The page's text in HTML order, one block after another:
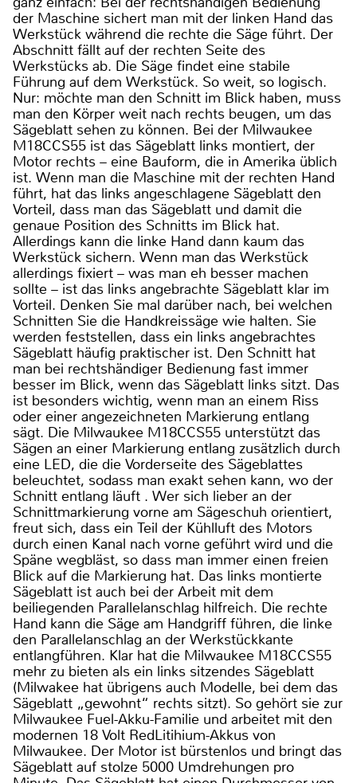
der Maschine sichert man mit der linken Hand das
Werkstück während die rechte die Säge führt. Der
Abschnitt fällt auf der rechten Seite des
Werkstücks ab. Die Säge findet eine stabile
Führung auf dem Werkstück. So weit, so logisch.
Nur: möchte man den Schnitt im Blick haben, muss
man den Körper weit nach rechts beugen, um das
Sägeblatt sehen zu können. Bei der Milwaukee
M18CCS55 ist das Sägeblatt links montiert, der
Motor rechts – eine Bauform, die in Amerika üblich
ist. Wenn man die Maschine mit der rechten Hand
führt, hat das links angeschlagene Sägeblatt den
Vorteil, dass man das Sägeblatt und damit die
genaue Position des Schnitts im Blick hat.
Allerdings kann die linke Hand dann kaum das
Werkstück sichern. Wenn man das Werkstück
allerdings fixiert – was man eh besser machen
sollte – ist das links angebrachte Sägeblatt klar im
Vorteil. Denken Sie mal darüber nach, bei welchen
Schnitten Sie die Handkreissäge wie halten. Sie
werden feststellen, dass ein links angebrachtes
Sägeblatt häufig praktischer ist. Den Schnitt hat
man bei rechtshändiger Bedienung fast immer
besser im Blick, wenn das Sägeblatt links sitzt. Das
ist besonders wichtig, wenn man an einem Riss
oder einer angezeichneten Markierung entlang
sägt. Die Milwaukee M18CCS55 unterstützt das
Sägen an einer Markierung entlang zusätzlich durch
eine LED, die die Vorderseite des Sägeblattes
beleuchtet, sodass man exakt sehen kann, wo der
Schnitt entlang läuft . Wer sich lieber an der
Schnittmarkierung vorne am Sägeschuh orientiert,
freut sich, dass ein Teil der Kühlluft des Motors
durch einen Kanal nach vorne geführt wird und die
Späne wegbläst, so dass man immer einen freien
Blick auf die Markierung hat. Das links montierte
Sägeblatt ist auch bei der Arbeit mit dem
beiliegenden Parallelanschlag hilfreich. Die rechte
Hand kann die Säge am Handgriff führen, die linke
den Parallelanschlag an der Werkstückkante
entlangführen. Klar hat die Milwaukee M18CCS55
mehr zu bieten als ein links sitzendes Sägeblatt
(Milwakee hat übrigens auch Modelle, bei dem das
Sägeblatt „gewohnt“ rechts sitzt). So gehört sie zur
Milwaukee Fuel-Akku-Familie und arbeitet mit den
modernen 18 Volt RedLitihium-Akkus von
Milwaukee. Der Motor ist bürstenlos und bringt das
Sägeblatt auf stolze 5000 Umdrehungen pro